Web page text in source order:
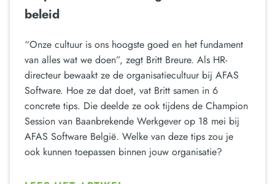
beleid
“Onze cultuur is ons hoogste goed en het fundament
van alles wat we doen”, zegt Britt Breure. Als HR-
directeur bewaakt ze de organisatiecultuur bij AFAS
Software. Hoe ze dat doet, vat Britt samen in 6
concrete tips. Die deelde ze ook tijdens de Champion
Session van Baanbrekende Werkgever op 18 mei bij
AFAS Software België. Welke van deze tips zou je
ook kunnen toepassen binnen jouw organisatie?